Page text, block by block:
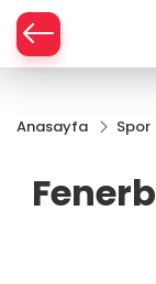
Anasayfa Spor